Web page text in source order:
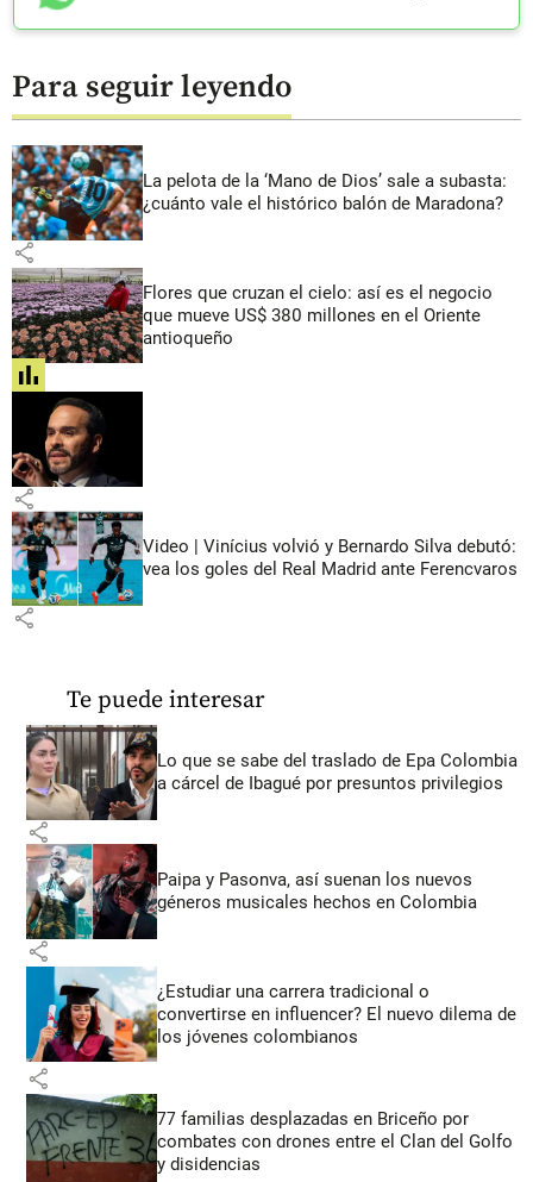
Para seguir leyendo
La pelota de la ‘Mano de Dios’ sale a subasta:
¿cuánto vale el histórico balón de Maradona?
share
Flores que cruzan el cielo: así es el negocio
que mueve US$ 380 millones en el Oriente
antioqueño
share
share
Video | Vinícius volvió y Bernardo Silva debutó:
vea los goles del Real Madrid ante Ferencvaros
share
Te puede interesar
Lo que se sabe del traslado de Epa Colombia
a cárcel de Ibagué por presuntos privilegios
share
Paipa y Pasonva, así suenan los nuevos
géneros musicales hechos en Colombia
share
¿Estudiar una carrera tradicional o
convertirse en influencer? El nuevo dilema de
los jóvenes colombianos
share
77 familias desplazadas en Briceño por
combates con drones entre el Clan del Golfo
y disidencias